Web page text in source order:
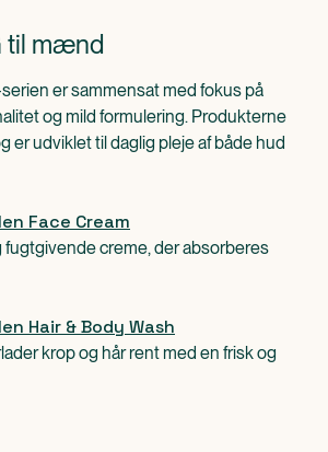
til mænd
er sammensat med fokus på
og mild formulering. Produkterne
er udviklet til daglig pleje af både hud
Face Cream
fugtgivende creme, der absorberes
Hair & Body Wash
krop og hår rent med en frisk og